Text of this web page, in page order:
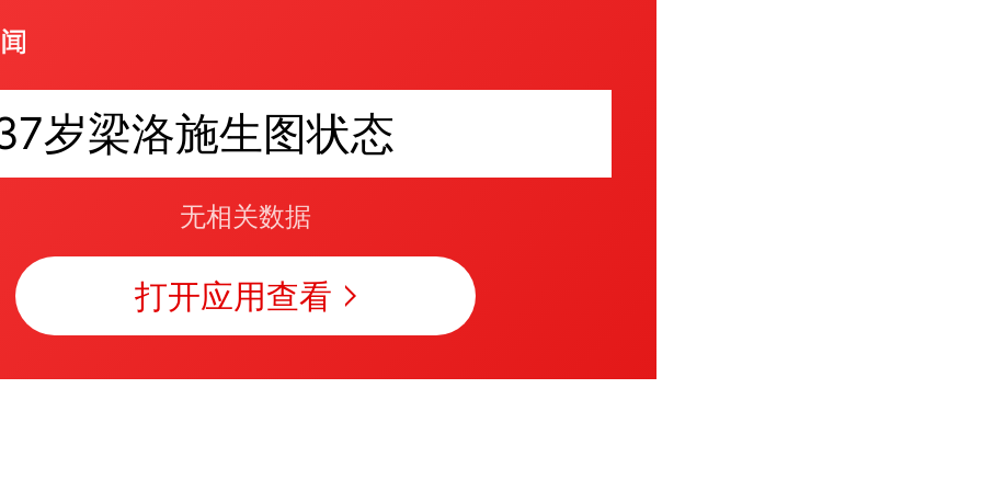
岁梁洛施生图状态
无相关数据
打开应用查看